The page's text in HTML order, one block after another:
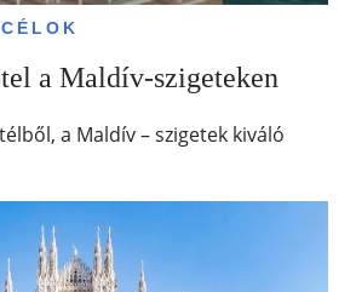
a Maldív-szigeteken
a Maldív – szigetek kiváló